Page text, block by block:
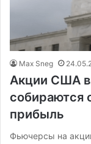
Max Sneg
Акции США
собираются
прибыль
Фьючерсы на